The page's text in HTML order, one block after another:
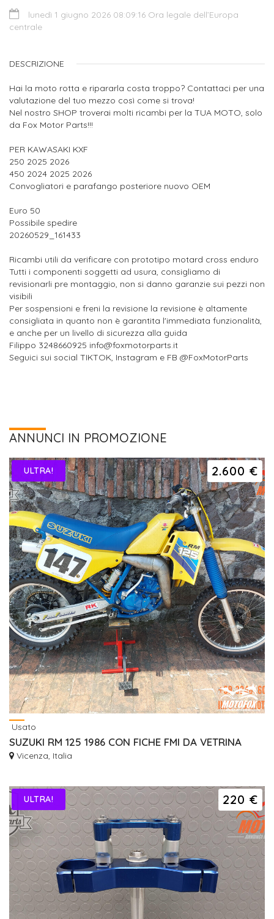
lunedì 1 giugno 2026 08:09:16 Ora legale dell’Europa
centrale
DESCRIZIONE
Hai la moto rotta e ripararla costa troppo? Contattaci per una
valutazione del tuo mezzo così come si trova!
Nel nostro SHOP troverai molti ricambi per la TUA MOTO, solo
da Fox Motor Parts!!!
PER KAWASAKI KXF
250 2025 2026
450 2024 2025 2026
Convogliatori e parafango posteriore nuovo OEM
Euro 50
Possibile spedire
20260529_161433
Ricambi utili da verificare con prototipo motard cross enduro
Tutti i componenti soggetti ad usura, consigliamo di
revisionarli pre montaggio, non si danno garanzie sui pezzi non
visibili
Per sospensioni e freni la revisione la revisione è altamente
consigliata in quanto non è garantita l'immediata funzionalità,
e anche per un livello di sicurezza alla guida
Filippo 3248660925 info@foxmotorparts.it
Seguici sui social TIKTOK, Instagram e FB @FoxMotorParts
ANNUNCI IN PROMOZIONE
2.600 €
ULTRA!
Usato
SUZUKI RM 125 1986 CON FICHE FMI DA VETRINA
Vicenza, Italia
220 €
ULTRA!